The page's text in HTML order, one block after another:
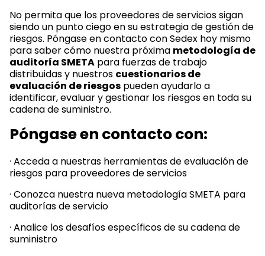
No permita que los proveedores de servicios sigan
siendo un punto ciego en su estrategia de gestión de
riesgos. Póngase en contacto con Sedex hoy mismo
para saber cómo nuestra próxima metodología de
auditoría SMETA para fuerzas de trabajo
distribuidas y nuestros cuestionarios de
evaluación de riesgos pueden ayudarlo a
identificar, evaluar y gestionar los riesgos en toda su
cadena de suministro.
Póngase en contacto con:
· Acceda a nuestras herramientas de evaluación de
riesgos para proveedores de servicios
· Conozca nuestra nueva metodología SMETA para
auditorías de servicio
· Analice los desafíos específicos de su cadena de
suministro